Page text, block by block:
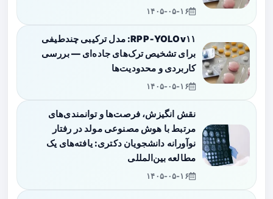
۱۴۰۵-۰۵-۱۶
RPP‑YOLOv۱۱: مدل ترکیبی چندطیفی
برای تشخیص ترک‌های جاده‌ای — بررسی
کاربردی و محدودیت‌ها
۱۴۰۵-۰۵-۱۶
نقش انگیزش، فرصت‌ها و توانمندی‌های
مرتبط با هوش مصنوعی مولد در رفتار
نوآورانه دانشجویان دکتری: یافته‌های یک
مطالعه بین‌المللی
۱۴۰۵-۰۵-۱۶